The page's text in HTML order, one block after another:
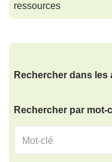
ressources
Rechercher dans les
Rechercher par mot-